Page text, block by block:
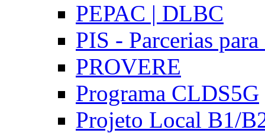
PEPAC | DLBC
PIS - Parcerias
PROVERE
Programa CLDS5G
Projeto Local B1/